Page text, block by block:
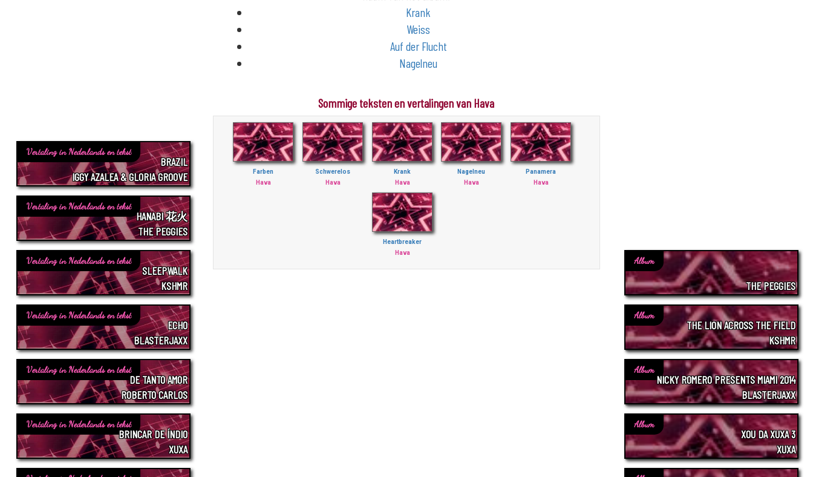
Krank
Weiss
Auf der Flucht
Nagelneu
Sommige teksten en vertalingen van Hava
Farben
Hava
Schwerelos
Hava
Krank
Hava
Nagelneu
Hava
Panamera
Hava
Heartbreaker
Hava
Vertaling in Nederlands en tekst
BRAZIL
IGGY AZALEA & GLORIA GROOVE
Vertaling in Nederlands en tekst
HANABI 花火
THE PEGGIES
Vertaling in Nederlands en tekst
SLEEPWALK
KSHMR
Vertaling in Nederlands en tekst
ECHO
BLASTERJAXX
Vertaling in Nederlands en tekst
DE TANTO AMOR
ROBERTO CARLOS
Vertaling in Nederlands en tekst
BRINCAR DE ÍNDIO
XUXA
Album
THE PEGGIES
Album
THE LION ACROSS THE FIELD
KSHMR
Album
NICKY ROMERO PRESENTS MIAMI 2014
BLASTERJAXX
Album
XOU DA XUXA 3
XUXA